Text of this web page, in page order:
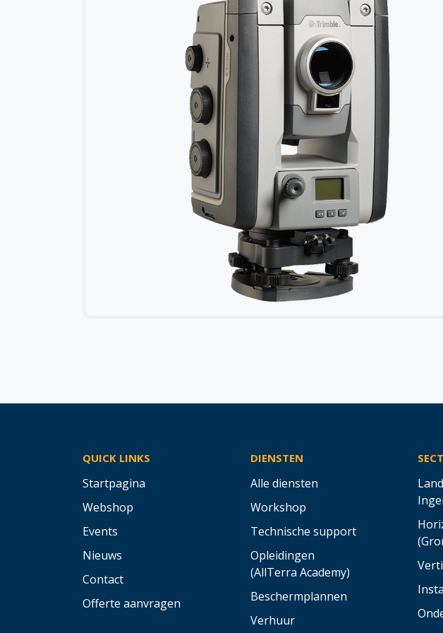
QUICK LINKS
Startpagina
Webshop
Events
Nieuws
Contact
Offerte aanvragen
DIENSTEN
Alle diensten
Workshop
Technische support
Opleidingen
(AllTerra Academy)
Beschermplannen
Verhuur